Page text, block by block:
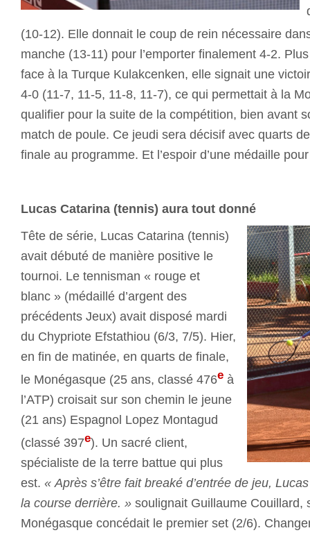
(10-12). Elle donnait le coup de rein nécessaire
manche (13-11) pour l’emporter finalement 4-2.
face à la Turque Kulakcenken, elle signait une
4-0 (11-7, 11-5, 11-8, 11-7), ce qui permettait à la
qualifier pour la suite de la compétition, bien avant
match de poule. Ce jeudi sera décisif avec quarts
finale au programme. Et l’espoir d’une médaille
Lucas Catarina (tennis) aura tout donné
Tête de série, Lucas Catarina (tennis)
avait débuté de manière positive le
tournoi. Le tennisman « rouge et
blanc » (médaillé d’argent des
précédents Jeux) avait disposé mardi
du Chypriote Efstathiou (6/3, 7/5). Hier,
en fin de matinée, en quarts de finale,
le Monégasque (25 ans, classé 476e à
l’ATP) croisait sur son chemin le jeune
(21 ans) Espagnol Lopez Montagud
(classé 397e). Un sacré client,
spécialiste de la terre battue qui plus
est. « Après s’être fait breaké d’entrée de jeu,
la course derrière. » soulignait Guillaume Couillard,
Monégasque concédait le premier set (2/6).